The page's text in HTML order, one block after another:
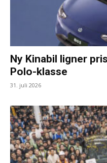
Ny Kinabil ligner
Polo-klasse
31. juli 2026